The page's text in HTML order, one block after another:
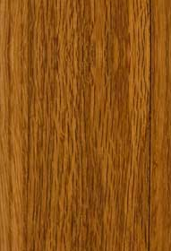
Наши туристически обекти
Фото галерия